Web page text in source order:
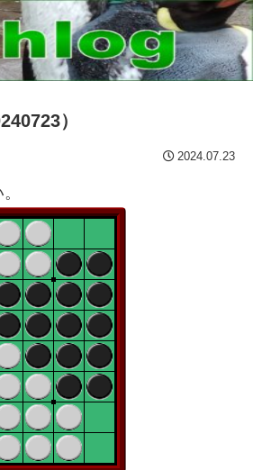
）
2024.07.23